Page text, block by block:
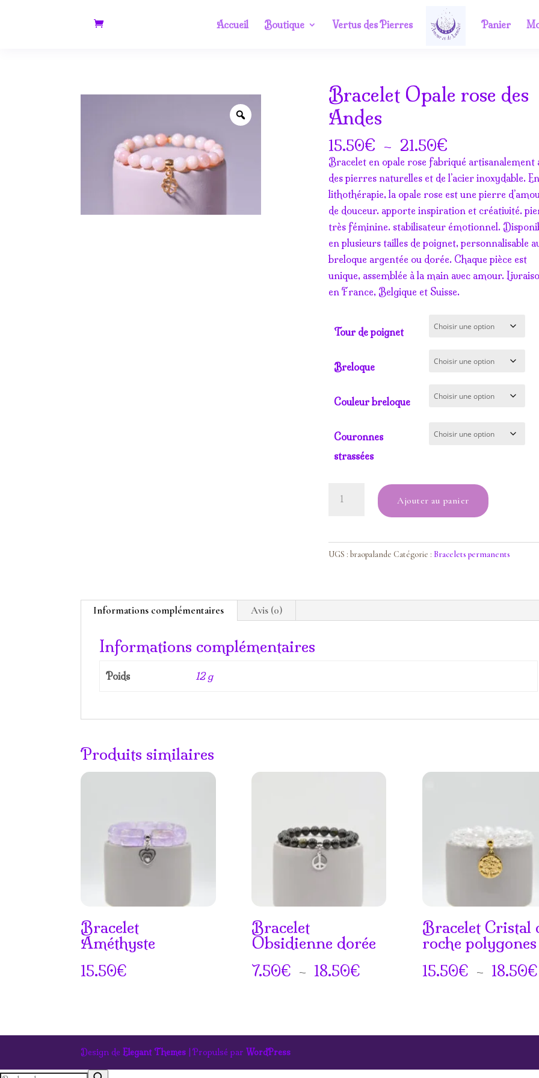
Accueil Boutique Vertus des Pierres Panier
Zoom
Bracelet Opale rose des
Andes
15.50€ – 21.50€
de
prix :
15.50€
à
21.50€
Bracelet en opale rose fabriqué artisanalement
des pierres naturelles et de l’acier inoxydable.
lithothérapie, la opale rose est une pierre
de douceur. apporte inspiration et créativité.
très féminine. stabilisateur émotionnel.
en plusieurs tailles de poignet, personnalisable
breloque argentée ou dorée. Chaque pièce est
unique, assemblée à la main avec amour.
en France, Belgique et Suisse.
Tour de poignet
Breloque
Couleur breloque
Couronnes
strassées
Opale
rose
Ajouter au panier
UGS :braopalande Catégorie : Bracelets permanents
Informations complémentaires Avis (0)
Informations complémentaires
Poids 12 g
Produits similaires
Bracelet
Améthyste
15.50€
Bracelet
Obsidienne dorée
7.50€ – 18.50€Plage
à
Bracelet Cristal
roche polygones
15.50€ – 18.50€
Design deElegant Themes | Propulsé parWordPress